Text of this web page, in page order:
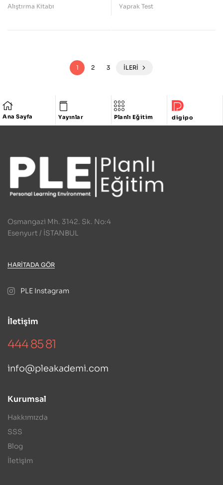
Alıştırma Kitabı
Alıştırma Kitabı Yaprak Test
1 2 3 İLERI
Ana Sayfa Yayınlar Planlı Eğitim digipo
Osmangazi Mh. 3142. Sk. No:4
Esenyurt / İSTANBUL
HARITADA GÖR
PLE Instagram
İletişim
444 85 81
info@pleakademi.com
Kurumsal
Hakkımızda
SSS
Blog
İletişim